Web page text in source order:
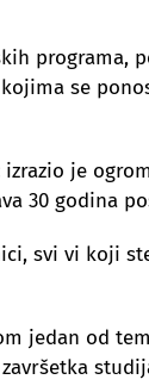
se
izrazio je
30 godina
svi vi
jedan od